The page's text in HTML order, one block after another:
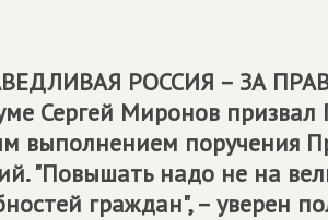
РОССИЯ – ЗА
Сергей Миронов
выполнением поручения
"Повышать надо не на
граждан", – уверен